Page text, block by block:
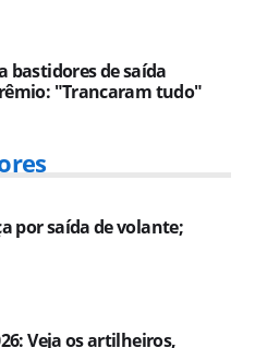
bastidores de saída
"Trancaram tudo"
por saída de volante;
Veja os artilheiros,